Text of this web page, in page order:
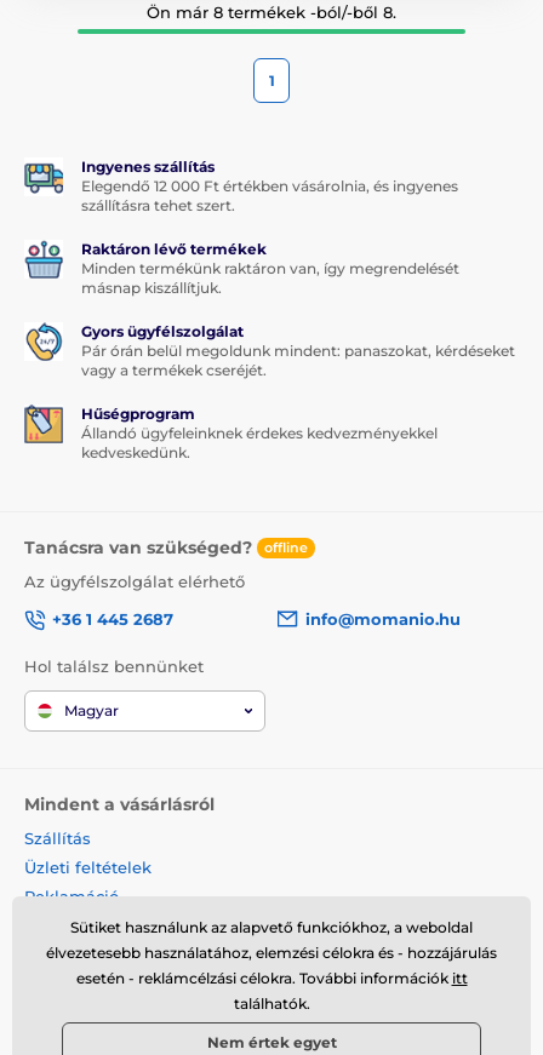
Ön már 8 termékek -ból/-ből 8.
1
Ingyenes szállítás
Elegendő 12 000 Ft értékben vásárolnia, és ingyenes
szállításra tehet szert.
Raktáron lévő termékek
Minden termékünk raktáron van, így megrendelését
másnap kiszállítjuk.
Gyors ügyfélszolgálat
Pár órán belül megoldunk mindent: panaszokat, kérdéseket
vagy a termékek cseréjét.
Hűségprogram
Állandó ügyfeleinknek érdekes kedvezményekkel
kedveskedünk.
Tanácsra van szükséged? offline
Az ügyfélszolgálat elérhető
+36 1 445 2687
info@momanio.hu
Hol találsz bennünket
Magyar
Mindent a vásárlásról
Szállítás
Üzleti feltételek
Reklamáció
Termék visszaküldése
Termék cseréje
Cookies
Sütiket használunk az alapvető funkciókhoz, a weboldal
élvezetesebb használatához, elemzési célokra és - hozzájárulás
esetén - reklámcélzási célokra. További információk itt
találhatók.
Nem értek egyet